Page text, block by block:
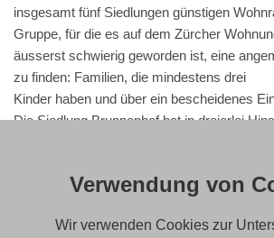
Verwendung von
Wir verwenden Cookies zur
insgesamt fünf Siedlungen günstigen
Gruppe, für die es auf dem Zürcher
äusserst schwierig geworden ist, eine
zu finden: Familien, die mindestens drei
Kinder haben und über ein bescheidenes
Die Siedlung Brunnenhof hat in dreierlei
Raumgestaltung stellt das Wohnen von
eine breite sozioökonomische